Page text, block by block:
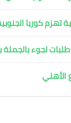
28-27 في مونديال اليد
لجوء